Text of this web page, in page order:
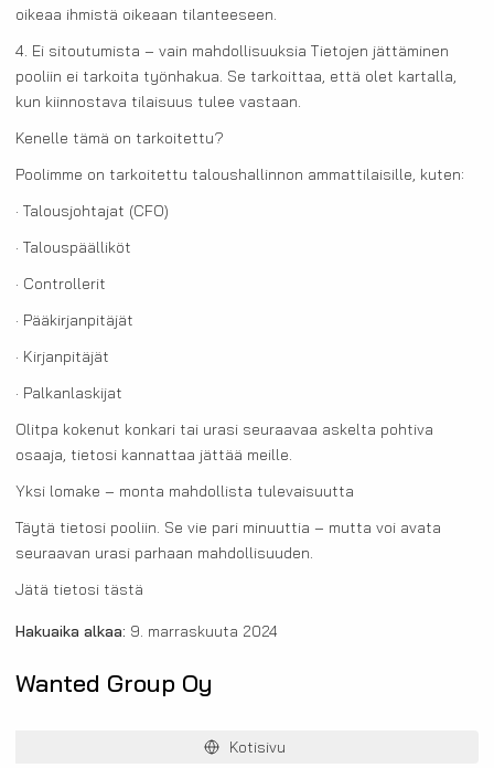
oikeaa ihmistä oikeaan tilanteeseen.
4. Ei sitoutumista – vain mahdollisuuksia Tietojen jättäminen
pooliin ei tarkoita työnhakua. Se tarkoittaa, että olet kartalla,
kun kiinnostava tilaisuus tulee vastaan.
Kenelle tämä on tarkoitettu?
Poolimme on tarkoitettu taloushallinnon ammattilaisille, kuten:
· Talousjohtajat (CFO)
· Talouspäälliköt
· Controllerit
· Pääkirjanpitäjät
· Kirjanpitäjät
· Palkanlaskijat
Olitpa kokenut konkari tai urasi seuraavaa askelta pohtiva
osaaja, tietosi kannattaa jättää meille.
Yksi lomake – monta mahdollista tulevaisuutta
Täytä tietosi pooliin. Se vie pari minuuttia – mutta voi avata
seuraavan urasi parhaan mahdollisuuden.
Jätä tietosi tästä
Hakuaika alkaa: 9. marraskuuta 2024
Wanted Group Oy
Kotisivu